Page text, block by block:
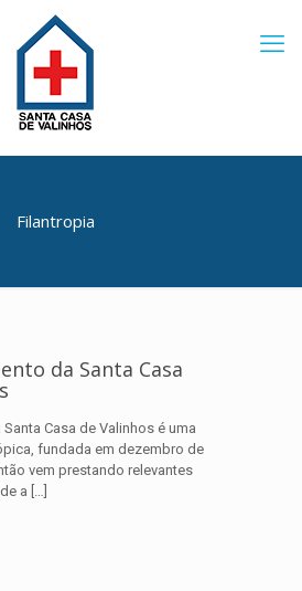
Filantropia
da Santa Casa
Casa de Valinhos é uma
fundada em dezembro de
vem prestando relevantes
a […]